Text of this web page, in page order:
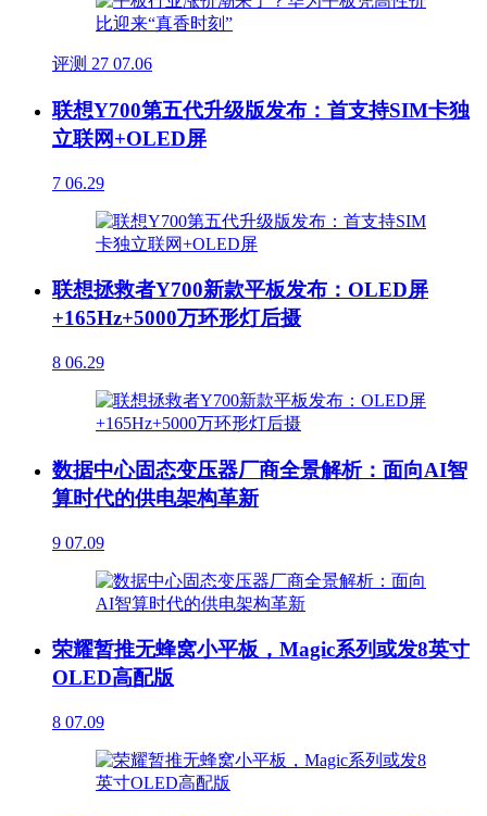
评测 27 07.06
联想Y700第五代升级版发布：首支持SIM卡独
立联网+OLED屏
7 06.29
联想拯救者Y700新款平板发布：OLED屏
+165Hz+5000万环形灯后摄
8 06.29
数据中心固态变压器厂商全景解析：面向AI智
算时代的供电架构革新
9 07.09
荣耀暂推无蜂窝小平板，Magic系列或发8英寸
OLED高配版
8 07.09